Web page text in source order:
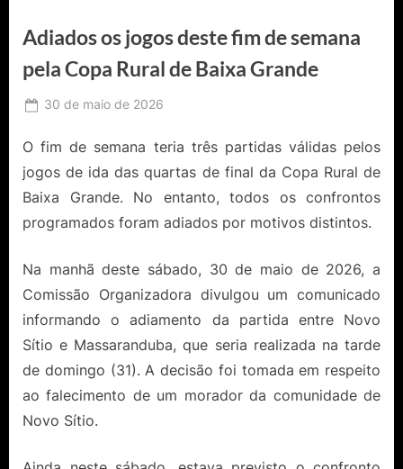
Adiados os jogos deste fim de semana
pela Copa Rural de Baixa Grande
Posted
30 de maio de 2026
Catureba
O fim de semana teria três partidas válidas pelos
jogos de ida das quartas de final da Copa Rural de
Baixa Grande. No entanto, todos os confrontos
programados foram adiados por motivos distintos.
Na manhã deste sábado, 30 de maio de 2026, a
Comissão Organizadora divulgou um comunicado
informando o adiamento da partida entre Novo
Sítio e Massaranduba, que seria realizada na tarde
de domingo (31). A decisão foi tomada em respeito
ao falecimento de um morador da comunidade de
Novo Sítio.